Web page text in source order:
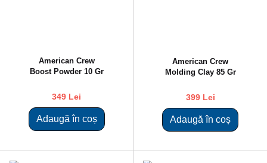
American Crew
Boost Powder 10 Gr
349 Lei
Adaugă în coș
American Crew
Molding Clay 85 Gr
399 Lei
Adaugă în coș